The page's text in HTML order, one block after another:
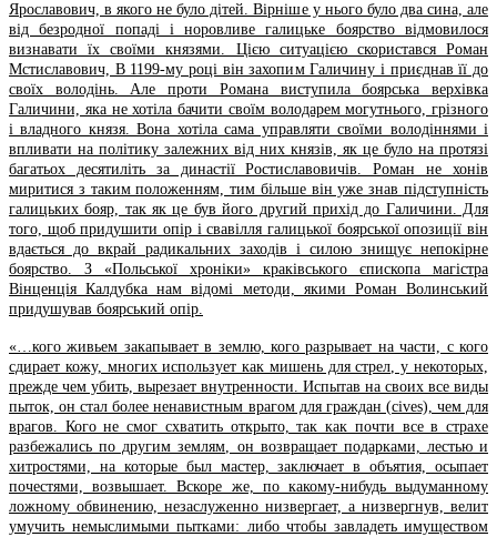
Ярославович, в якого не було дітей. Вірніше у нього було два сина, але
від безродної попаді і норовливе галицьке боярство відмовилося
визнавати їх своїми князями. Цією ситуацією скористався Роман
Мстиславович, В 1199-му році він захопим Галичину і приєднав її до
своїх володінь. Але проти Романа виступила боярська верхівка
Галичини, яка не хотіла бачити своїм володарем могутнього, грізного
і владного князя. Вона хотіла сама управляти своїми володіннями і
впливати на політику залежних від них князів, як це було на протязі
багатьох десятиліть за династії Ростиславовичів. Роман не хонів
миритися з таким положенням, тим більше він уже знав підступність
галицьких бояр, так як це був його другий прихід до Галичини. Для
того, щоб придушити опір і свавілля галицької боярської опозиції він
вдається до вкрай радикальних заходів і силою знищує непокірне
боярство. З «Польської хроніки» краківського єпископа магістра
Вінценція Калдубка нам відомі методи, якими Роман Волинський
придушував боярський опір.
«…кого живьем закапывает в землю, кого разрывает на части, с кого
сдирает кожу, многих использует как мишень для стрел, у некоторых,
прежде чем убить, вырезает внутренности. Испытав на своих все виды
пыток, он стал более ненавистным врагом для граждан (cives), чем для
врагов. Кого не смог схватить открыто, так как почти все в страхе
разбежались по другим землям, он возвращает подарками, лестью и
хитростями, на которые был мастер, заключает в объятия, осыпает
почестями, возвышает. Вскоре же, по какому-нибудь выдуманному
ложному обвинению, незаслуженно низвергает, а низвергнув, велит
умучить немыслимыми пытками: либо чтобы завладеть имуществом